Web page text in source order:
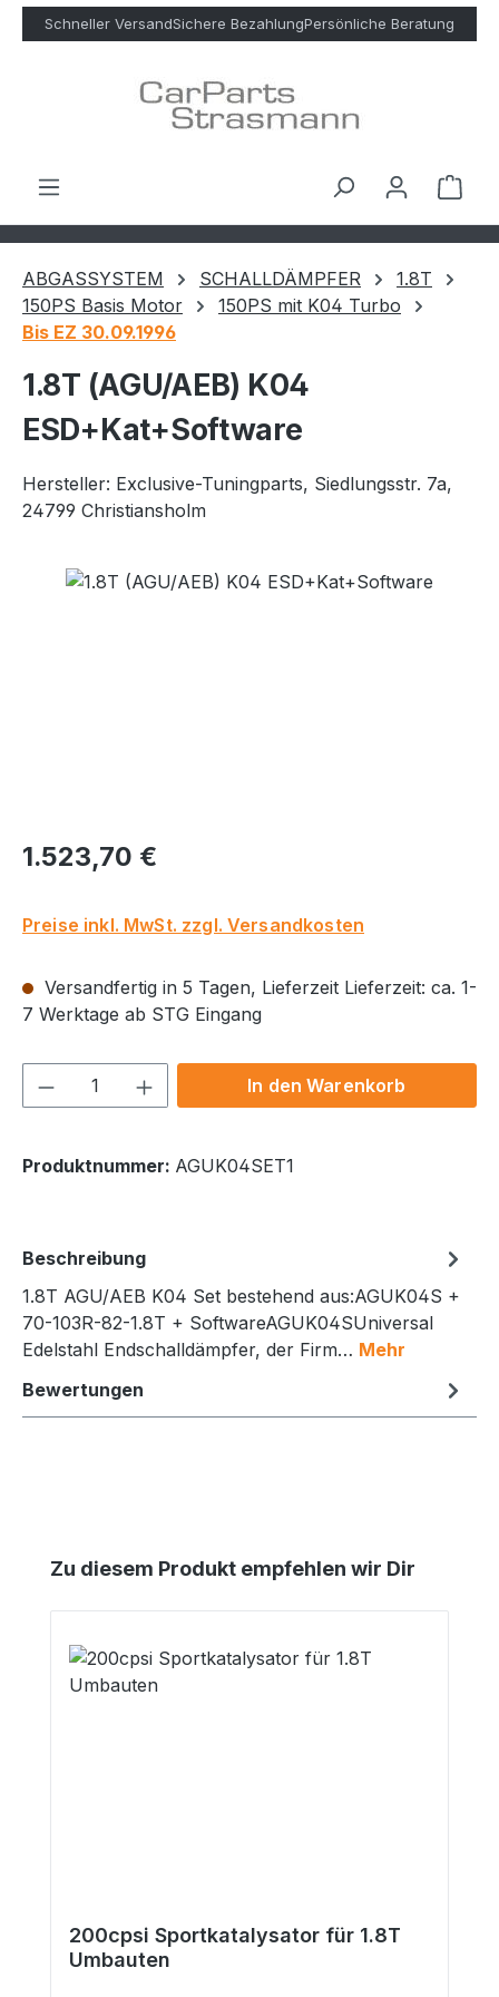
Zum Hauptinhalt springen
Schneller VersandSichere BezahlungPersönliche Beratung
ABGASSYSTEM SCHALLDÄMPFER
1.8T
150PS Basis Motor
150PS mit K04 Turbo
Bis EZ 30.09.1996
1.8T (AGU/AEB) K04
ESD+Kat+Software
Hersteller: Exclusive-Tuningparts, Siedlungsstr. 7a,
24799 Christiansholm
Bildergalerie überspringen
Regulärer Preis:
1.523,70 €
Preise inkl. MwSt. zzgl. Versandkosten
Versandfertig in 5 Tagen, Lieferzeit Lieferzeit: ca. 1-
7 Werktage ab STG Eingang
Produkt Anzahl: Gib denIn den Warenkorb
Produktnummer: AGUK04SET1
Beschreibung
1.8T AGU/AEB K04 Set bestehend aus:AGUK04S +
70-103R-82-1.8T + SoftwareAGUK04SUniversal
Edelstahl Endschalldämpfer, der Firm… Mehr
Bewertungen
Produktgalerie überspringen
Zu diesem Produkt empfehlen wir Dir
200cpsi Sportkatalysator für 1.8T
Umbauten